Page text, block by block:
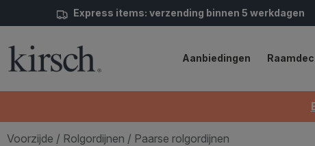
Express items: verzending binnen 5 werkdagen
Aanbiedingen
Voorzijde / Rolgordijnen / Paarse rolgordijnen